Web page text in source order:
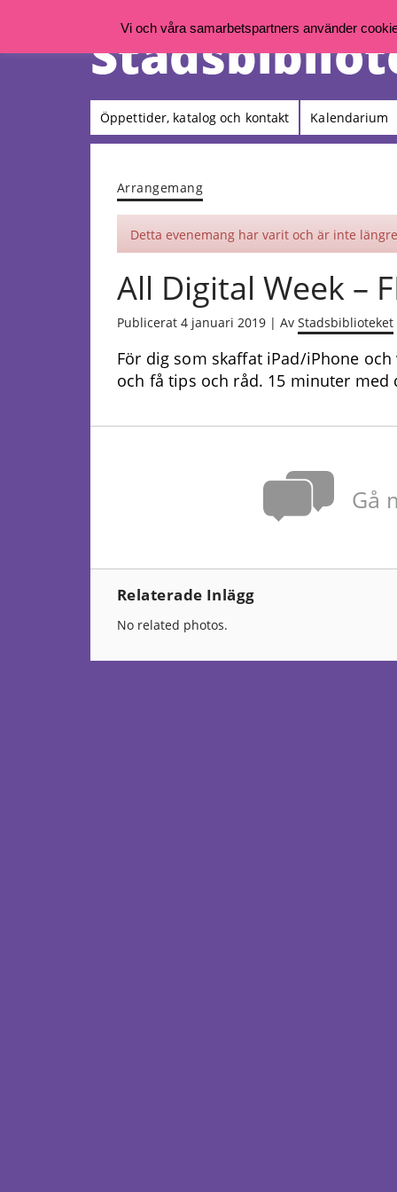
Öppettider, katalog och kontakt Kalendarium
Arrangemang
Detta evenemang har varit och är inte
All Digital Week –
Publicerat 4 januari 2019 | Av Stadsbiblioteket
För dig som skaffat iPad/iPhone
och få tips och råd. 15 minuter
Gå
Relaterade Inlägg
No related photos.
Vi och våra samarbetspartners använder